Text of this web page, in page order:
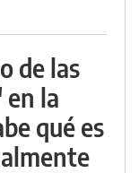
de las
en la
qué es